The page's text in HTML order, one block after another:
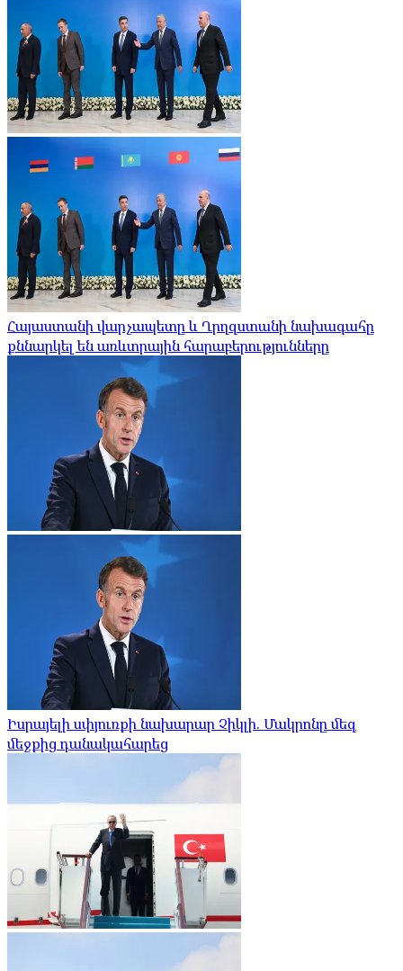
Հայաստանի վարչապետը և Ղրղզստանի նախագահը
քննարկել են առևտրային հարաբերությունները
Իսրայելի սփյուռքի նախարար Չիկլի. Մակրոնը մեզ
մեջքից դանակահարեց